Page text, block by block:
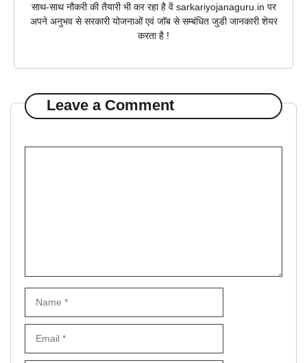
साथ-साथ नौकरी की तैयारी भी कर रहा है वें sarkariyojanaguru.in पर
अपने अनुभव से सरकारी योजनाओं एवं जॉब से सम्बंधित जुडी जानकारी शेयर
करता है !
Leave a Comment